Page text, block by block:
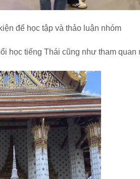
để học tập và thảo luận nhóm
tiếng Thái cũng như tham